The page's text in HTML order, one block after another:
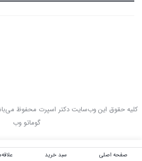
کلیه حقوق این وب‌سایت دکتر اسپرت محفوظ
گوماتو وب
صفحه اصلی سبد خرید